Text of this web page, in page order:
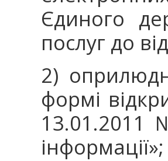
Єдиного
послуг до
2)
формі
13.01.2011
інформації»;